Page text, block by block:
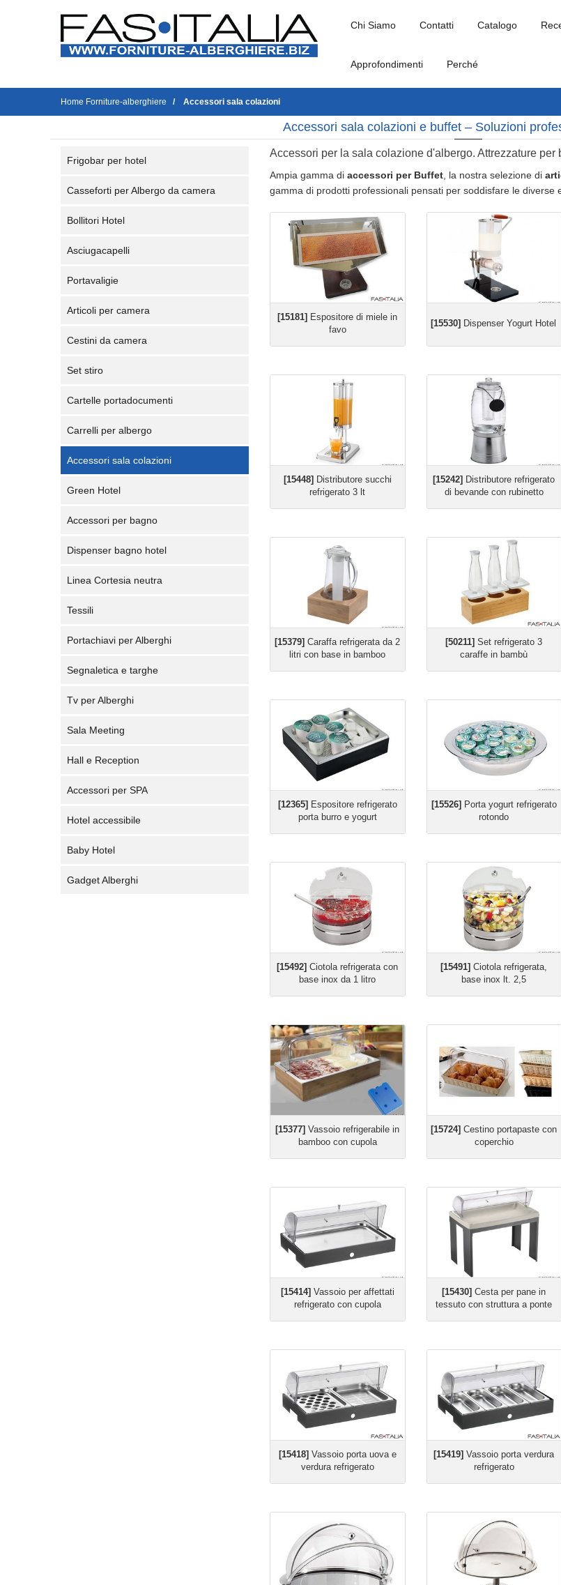
Chi Siamo Contatti Catalogo
Approfondimenti Perché
Home Forniture-alberghiere Accessori sala colazioni
Accessori sala colazioni e buffet – Soluzioni
Frigobar per hotel
Casseforti per Albergo da camera
Bollitori Hotel
Asciugacapelli
Portavaligie
Articoli per camera
Cestini da camera
Set stiro
Cartelle portadocumenti
Carrelli per albergo
Accessori sala colazioni
Green Hotel
Accessori per bagno
Dispenser bagno hotel
Linea Cortesia neutra
Tessili
Portachiavi per Alberghi
Segnaletica e targhe
Tv per Alberghi
Sala Meeting
Hall e Reception
Accessori per SPA
Hotel accessibile
Baby Hotel
Gadget Alberghi
Accessori per la sala colazione d'albergo. Attrezzature per
Ampia gamma di accessori per Buffet , la nostra selezione di
gamma di prodotti professionali pensati per soddisfare le diverse
[15181] Espositore di miele in
favo
[15530] Dispenser Yogurt Hotel
[15448] Distributore succhi
refrigerato 3 lt
[15242] Distributore refrigerato
di bevande con rubinetto
[15379] Caraffa refrigerata da 2
litri con base in bamboo
[50211] Set refrigerato 3
caraffe in bambù
[12365] Espositore refrigerato
porta burro e yogurt
[15526] Porta yogurt refrigerato
rotondo
[15492] Ciotola refrigerata con
base inox da 1 litro
[15491] Ciotola refrigerata,
base inox lt. 2,5
[15377] Vassoio refrigerabile in
bamboo con cupola
[15724] Cestino portapaste con
coperchio
[15414] Vassoio per affettati
refrigerato con cupola
[15430] Cesta per pane in
tessuto con struttura a ponte
[15418] Vassoio porta uova e
verdura refrigerato
[15419] Vassoio porta verdura
refrigerato